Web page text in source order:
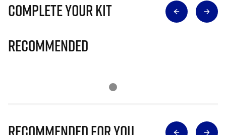
Complete Your Kit
Recommended
Recommended for you